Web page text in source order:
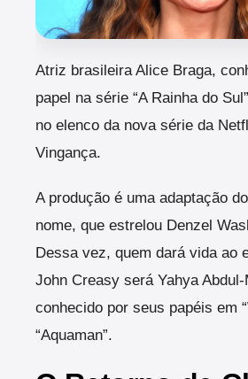
Atriz brasileira Alice Braga,
papel na série “A Rainha do
no elenco da nova série da
Vingança.
A produção é uma adaptação
nome, que estrelou Denzel
Dessa vez, quem dará vida ao
John Creasy será Yahya
conhecido por seus papéis em
“Aquaman”.